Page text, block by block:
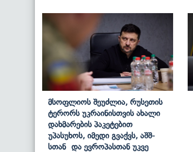
Მსოფლიოს Შეუძლია, Რუსეთის
Ტერორს Უკრაინისთვის Ახალი
Დახმარების Პაკეტებით
Უპასუხოს, Იმედი Გვაქვს, Აშშ-
Სთან Და Ევროპასთან Უკვე